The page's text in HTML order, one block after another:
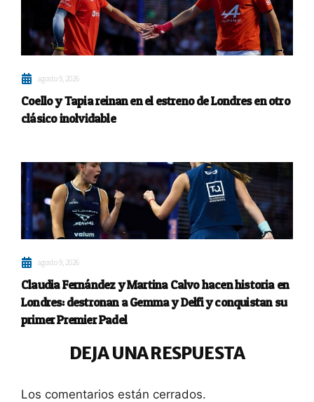
agosto 9, 2026
Coello y Tapia reinan en el estreno de Londres en otro
clásico inolvidable
agosto 9, 2026
Claudia Fernández y Martina Calvo hacen historia en
Londres: destronan a Gemma y Delfi y conquistan su
primer Premier Padel
DEJA UNA RESPUESTA
Los comentarios están cerrados.